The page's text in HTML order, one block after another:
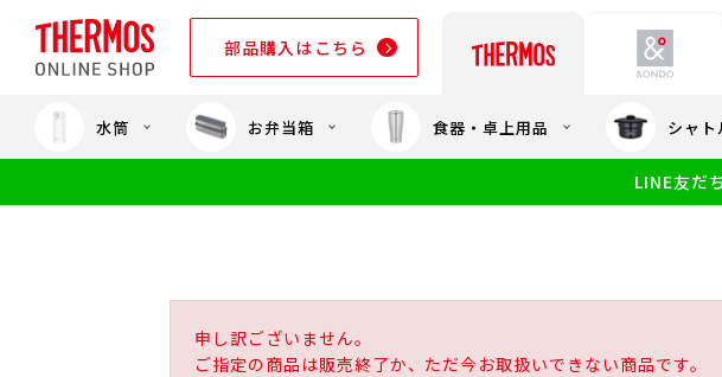
部品購入はこちら
部品購入はこちら
食洗機対応
水筒 お弁当箱 食器・卓上用品 シャ
LINE友だ
申し訳ございません。
ご指定の商品は販売終了か、ただ今お取扱いできない商品です。